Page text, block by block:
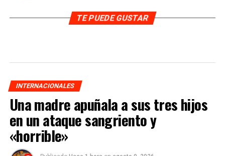
TE PUEDE GUSTAR
INTERNACIONALES
Una madre apuñala a sus tres hijos
en un ataque sangriento y
«horrible»